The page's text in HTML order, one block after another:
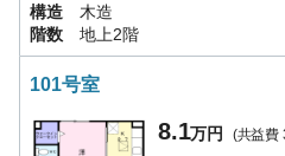
構造
木造
階数
地上2階
101号室
8.1万円 (共益費